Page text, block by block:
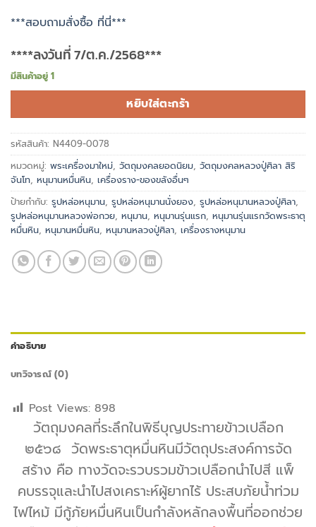
***สอบถามสั่งซื้อ ที่นี่***
****ลงวันที่ 7/ต.ค./2568***
มีสินค้าอยู่ 1
หยิบใส่ตะกร้า
รหัสสินค้า: N4409-0078
หมวดหมู่: พระเครื่องมาใหม่, วัตถุมงคลยอดนิยม, วัตถุมงคลหลวงปู่ศิลา สิริ
จันโท, หนุมานหมื่นหิน, เครื่องราง-ของขลังอื่นๆ
ป้ายกำกับ: รูปหล่อหนุมาน, รูปหล่อหนุมานนั่งยอง, รูปหล่อหนุมานหลวงปู่ศิลา,
รูปหล่อหนุมานหลวงพ่อกวย, หนุมาน, หนุมานรุ่นแรก, หนุมานรุ่นแรกวัดพระธาตุ
หมื่นหิน, หนุมานหมื่นหิน, หนุมานหลวงปู่ศิลา, เครื่องรางหนุมาน
คำอธิบาย
บทวิจารณ์ (0)
Post Views: 898
วัตถุมงคลที่ระลึกในพิธีบุญประทายข้าวเปลือก
๒๕๖๘ วัดพระธาตุหมื่นหินมีวัตถุประสงค์การจัด
สร้าง คือ ทางวัดจะรวบรวมข้าวเปลือกนำไปสี แพ็
คบรรจุและนำไปสงเคราะห์ผู้ยากไร้ ประสบภัยน้ำท่วม
ไฟไหม้ มีกู้ภัยหมื่นหินเป็นกำลังหลักลงพื้นที่ออกช่วย